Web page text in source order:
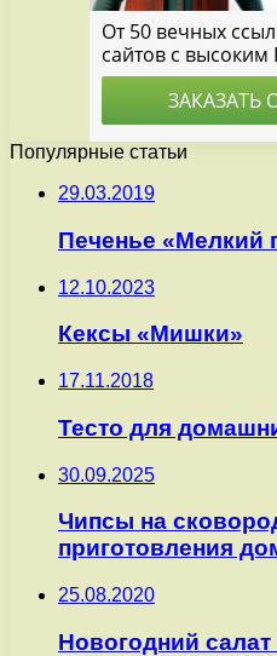
Популярные статьи
29.03.2019
Печенье «Мелкий
12.10.2023
Кексы «Мишки»
17.11.2018
Тесто для
30.09.2025
Чипсы на
приготовления
25.08.2020
Новогодний